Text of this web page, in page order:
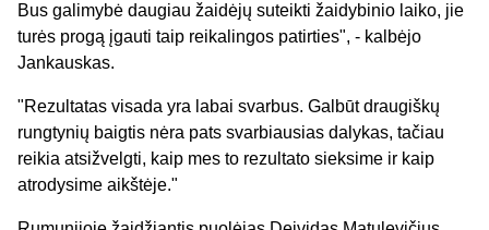
Bus galimybė daugiau žaidėjų suteikti žaidybinio laiko, jie
turės progą įgauti taip reikalingos patirties", - kalbėjo
Jankauskas.
"Rezultatas visada yra labai svarbus. Galbūt draugiškų
rungtynių baigtis nėra pats svarbiausias dalykas, tačiau
reikia atsižvelgti, kaip mes to rezultato sieksime ir kaip
atrodysime aikštėje."